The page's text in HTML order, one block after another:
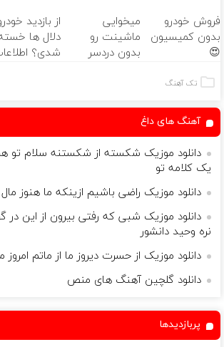
یک تماس
فروش خودرو
بدون کمیسیون
😍
میخوایی
ماشینت رو
بدون دردسر
از بازدید
دلال ها
شدی؟
تک آهنگ
آهنگ های داغ
دانلود موزیک شکسته از شکستنه سلام تو
یک کلامه تو
دانلود موزیک راضی باشیم ازینکه ما هنوز
دانلود موزیک شبی که رفتی بیرون از این در
نره وحید دانشور
دانلود موزیک از حسرت دیروز ما از ماتم امروز
دانلود گلچین آهنگ های منص
پربازدیدها